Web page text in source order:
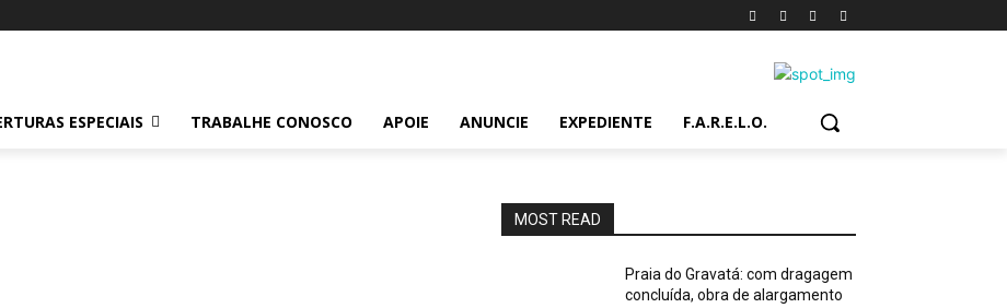
ESPECIAIS TRABALHE CONOSCO APOIE ANUNCIE EXPEDIENTE F.A.R.E.L.O.
MOST READ
Praia do Gravatá: com dragagem
concluída, obra de alargamento